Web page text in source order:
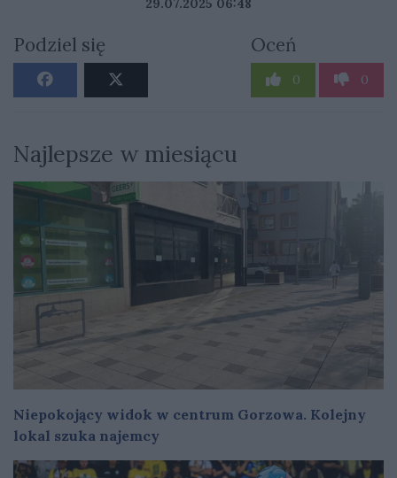
29.07.2025 06:48
Podziel się Oceń
0 0
Najlepsze w miesiącu
Niepokojący widok w centrum Gorzowa. Kolejny
lokal szuka najemcy